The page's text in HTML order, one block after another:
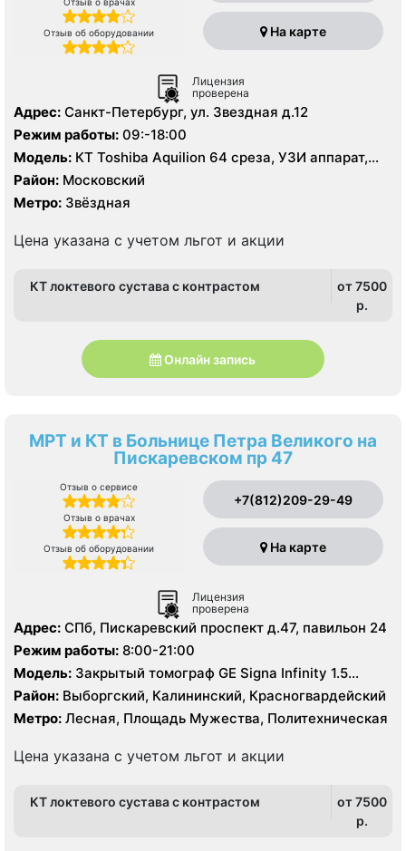
Отзыв об оборудовании На карте
Лицензия
проверена
Адрес: Санкт-Петербург, ул. Звездная д.12
Режим работы: 09:-18:00
Модель: КТ Toshiba Aquilion 64 среза, УЗИ аппарат,
рентген
Район: Московский
Метро: Звёздная
Цена указана с учетом льгот и акции
КТ локтевого сустава с контрастом
от 7500
p.
Онлайн запись
МРТ и КТ в Больнице Петра Великого на
Пискаревском пр 47
Отзыв о сервисе
Отзыв о врачах
Отзыв об оборудовании
+7(812)209-29-49
На карте
Лицензия
проверена
Адрес: СПб, Пискаревский проспект д.47, павильон 24
Режим работы: 8:00-21:00
Модель: Закрытый томограф GE Signa Infinity 1.5
Тесла, КТ Toshiba Aguilion 64 среза, УЗИ
Район: Выборгский, Калининский, Красногвардейский
Метро: Лесная, Площадь Мужества, Политехническая
Цена указана с учетом льгот и акции
КТ локтевого сустава с контрастом
от 7500
p.